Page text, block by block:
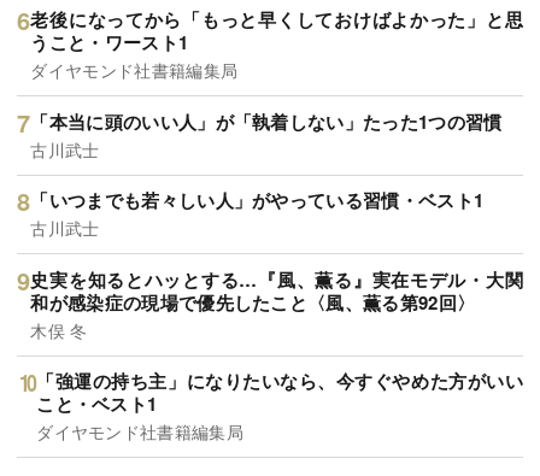
老後になってから「もっと早くしておけばよかった」と思
うこと・ワースト1
ダイヤモンド社書籍編集局
「本当に頭のいい人」が「執着しない」たった1つの習慣
古川武士
「いつまでも若々しい人」がやっている習慣・ベスト1
古川武士
史実を知るとハッとする…『風、薫る』実在モデル・大関
和が感染症の現場で優先したこと〈風、薫る第92回〉
木俣 冬
「強運の持ち主」になりたいなら、今すぐやめた方がいい
こと・ベスト1
ダイヤモンド社書籍編集局